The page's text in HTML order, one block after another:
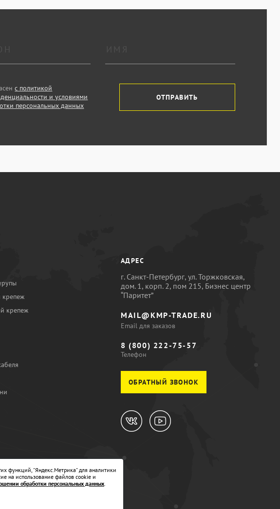
с политикой
и условиями
персональных данных
ОТПРАВИТЬ
крепеж
крепеж
АДРЕС
г. Санкт-Петербург, ул. Торжковская,
дом. 1, корп. 2, пом 215, Бизнес центр
“Паритет”
MAIL@KMP-TRADE.RU
Email для заказов
8 (800) 222-75-57
Телефон
ОБРАТНЫЙ ЗВОНОК
функций, "Яндекс.Метрика" для аналитики
на использование файлов cookie и
обработки персональных данных.